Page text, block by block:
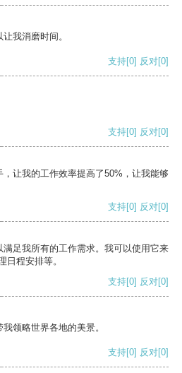
我消磨时间。
支持[0] 反对[0]
支持[0] 反对[0]
让我的工作效率提高了50%，让我能够
支持[0] 反对[0]
足我所有的工作需求。我可以使用它来
日程安排等。
支持[0] 反对[0]
领略世界各地的美景。
支持[0] 反对[0]